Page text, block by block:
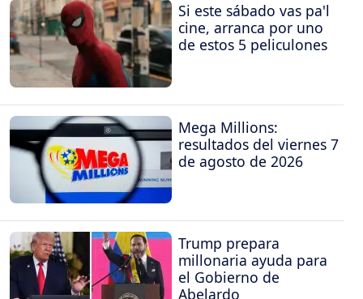
Si este sábado vas pa'l
cine, arranca por uno
de estos 5 peliculones
Mega Millions:
resultados del viernes 7
de agosto de 2026
Trump prepara
millonaria ayuda para
el Gobierno de
Abelardo